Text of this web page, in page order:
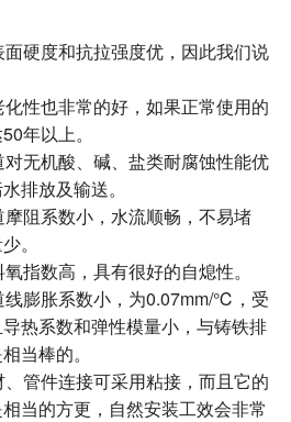
硬度和抗拉强度优，因此我们说
性也非常的好，如果正常使用的
年以上。
无机酸、碱、盐类耐腐蚀性能优
排放及输送。
阻系数小，水流顺畅，不易堵
。
指数高，具有很好的自熄性。
线膨胀系数小，为0.07mm/℃，受
热系数和弹性模量小，与铸铁排
当棒的。
管件连接可采用粘接，而且它的
当的方更，自然安装工效会非常